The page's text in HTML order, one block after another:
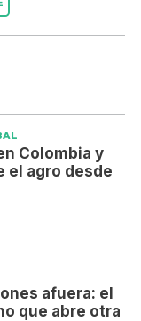
Colombia y
el agro desde
afuera: el
que abre otra